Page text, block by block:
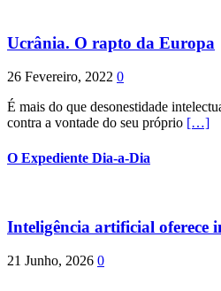
Ucrânia. O rapto da Europa
26 Fevereiro, 2022 0
É mais do que desonestidade
contra a vontade do seu próprio […]
O Expediente Dia-a-Dia
Inteligência artificial oferece
21 Junho, 2026 0